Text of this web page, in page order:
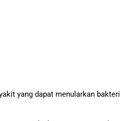
yang dapat menularkan